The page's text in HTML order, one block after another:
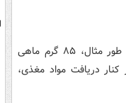
ماهی در مقایسه با سایر گزینه‌های پروتئینی، ‌کالری پایینی دارد. به طور مثال، ۸۵ گرم ماهی
در کنار دریافت مواد مغذی،